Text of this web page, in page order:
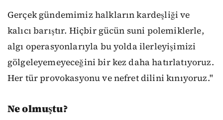
Gerçek gündemimiz halkların kardeşliği ve
kalıcı barıştır. Hiçbir gücün suni polemiklerle,
algı operasyonlarıyla bu yolda ilerleyişimizi
gölgeleyemeyeceğini bir kez daha hatırlatıyoruz.
Her tür provokasyonu ve nefret dilini kınıyoruz."
Ne olmuştu?